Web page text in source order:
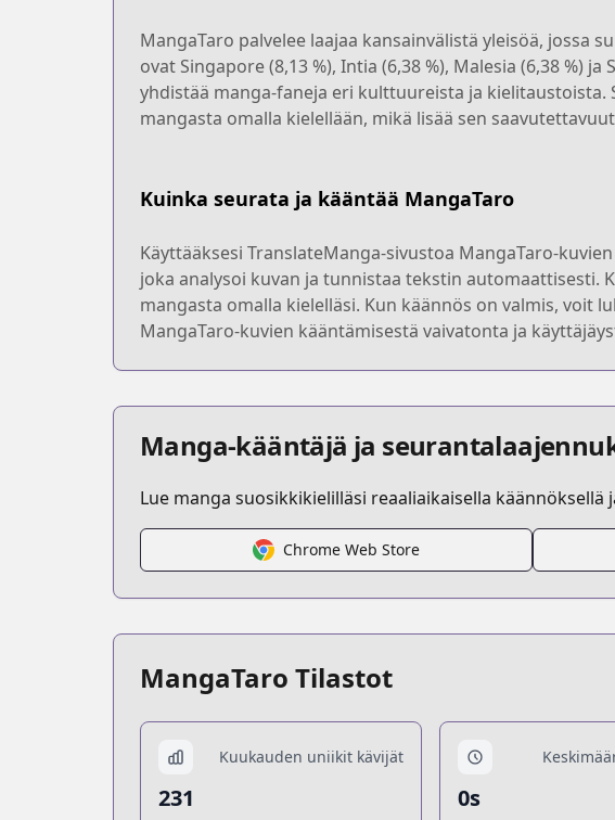
MangaTaro palvelee laajaa kansainvälistä yleisöä, jossa
ovat Singapore (8,13 %), Intia (6,38 %), Malesia (6,38 %)
yhdistää manga-faneja eri kulttuureista ja
mangasta omalla kielellään, mikä lisää sen
Kuinka seurata ja kääntää MangaTaro
Käyttääksesi TranslateManga-sivustoa MangaTaro-
joka analysoi kuvan ja tunnistaa tekstin automaattisesti.
mangasta omalla kielelläsi. Kun käännös on valmis, voit
MangaTaro-kuvien kääntämisestä vaivatonta ja
Manga-kääntäjä ja
Lue manga suosikkikielilläsi reaaliaikaisella
Chrome Web Store
MangaTaro Tilastot
Kuukauden uniikit kävijät
231 0s